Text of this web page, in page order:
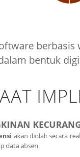
berbasis
bentuk
akan diolah secara
data absen.